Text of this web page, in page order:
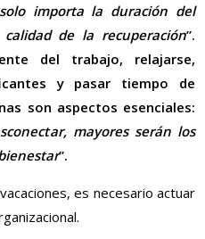
importa la duración del
de la recuperación”.
del trabajo, relajarse,
y pasar tiempo de
son aspectos esenciales:
mayores serán los
”.
es necesario actuar